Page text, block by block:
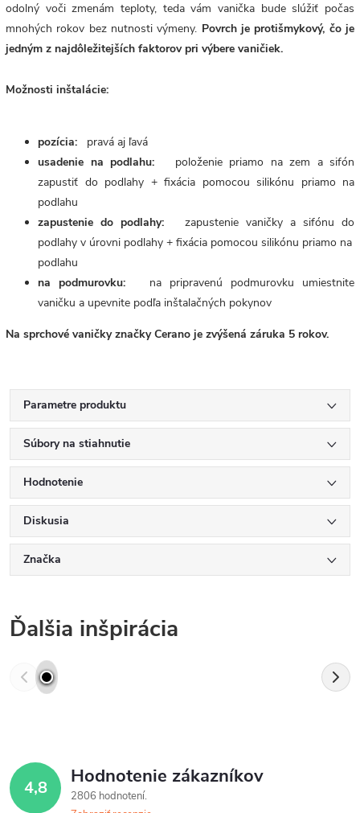
odolný voči zmenám teploty, teda vám vanička bude slúžiť počas
mnohých rokov bez nutnosti výmeny. Povrch je protišmykový, čo je
jedným z najdôležitejších faktorov pri výbere vaničiek.
Možnosti inštalácie:
pozícia:
pravá aj ľavá
usadenie na podlahu:
položenie priamo na zem a sifón
zapustiť do podlahy + fixácia pomocou silikónu priamo na
podlahu
zapustenie do podlahy:
zapustenie vaničky a sifónu do
podlahy v úrovni podlahy + fixácia pomocou silikónu priamo na
podlahu
na podmurovku:
na pripravenú podmurovku umiestnite
vaničku a upevnite podľa inštalačných pokynov
Na sprchové vaničky značky Cerano je zvýšená záruka 5 rokov.
Parametre produktu
Súbory na stiahnutie
Hodnotenie
Diskusia
Značka
Ďalšia inšpirácia
4,8 Hodnotenie zákazníkov
2806 hodnotení